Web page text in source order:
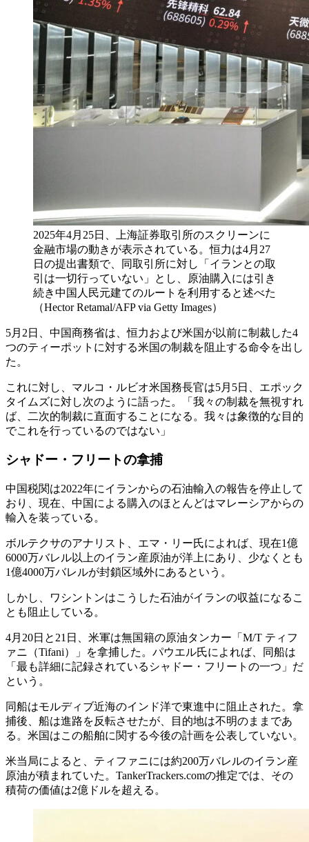
2025年4月25日、上海証券取引所のスクリーンに
金融市場の動きが表示されている。恒力は4月27
日の提出書類で、同取引所に対し「イランとの取
引は一切行っていない」とし、原油購入には引き
続き中国人民元建てのルートを利用すると述べた
（Hector Retamal/AFP via Getty Images）
5月2日、中国商務省は、恒力および米国が以前に制裁した4
つのティーポットに対する米国の制裁を阻止する命令を出し
た。
これに対し、マルコ・ルビオ米国務長官は5月5日、エポック
タイムズに対し次のように語った。「我々の制裁を無視すれ
ば、二次的制裁に直面することになる。我々は象徴的な目的
でこれを行っているのではない」
シャドー・フリートの拿捕
中国税関は2022年にイランからの石油輸入の報告を停止して
おり、現在、中国による購入のほとんどはマレーシアからの
輸入を装っている。
ボルテクサのアナリスト、エマ・リー氏によれば、現在1億
6000万バレル以上のイラン産原油が洋上にあり、少なくとも
1億4000万バレルが封鎖区域外にあるという。
しかし、ワシントンはこうした石油がイランの収益になるこ
とも阻止している。
4月20日と21日、米軍は無国籍の原油タンカー「M/T ティフ
ァニ（Tifani）」を拿捕した。パウエル氏によれば、同船は
「最も詳細に記録されているシャドー・フリートの一つ」だ
という。
同船はモルディブ近海のインド洋で東進中に阻止された。拿
捕後、船は進路を反転させたが、目的地は不明のままであ
る。米国はこの船舶に関する今後の計画を公表していない。
米当局によると、ティファニには約200万バレルのイラン産
原油が積まれていた。TankerTrackers.comの推定では、その
積荷の価値は2億ドルを超える。